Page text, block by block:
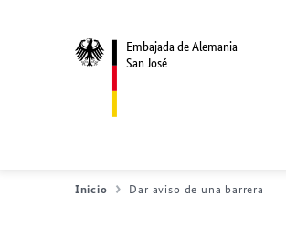
Embajada de Alemania
San José
Inicio Dar aviso de una barrera